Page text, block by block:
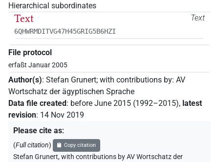
Hierarchical subordinates
Text
Text
6QHWRMDITVG47H45GRIG5B6HZI
File protocol
erfaßt Januar 2005
Author(s): Stefan Grunert; with contributions by: AV
Wortschatz der ägyptischen Sprache
Data file created : before June 2015 (1992–2015), latest
revision: 14 Nov 2019
Please cite as:
(Full citation) Copy citation
Stefan Grunert,with contributions byAV Wortschatz der